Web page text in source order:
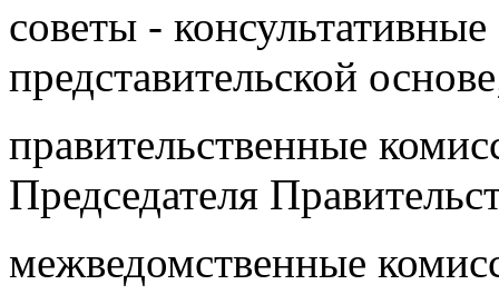
советы -
представительской
правительственные
Председателя
межведомственные